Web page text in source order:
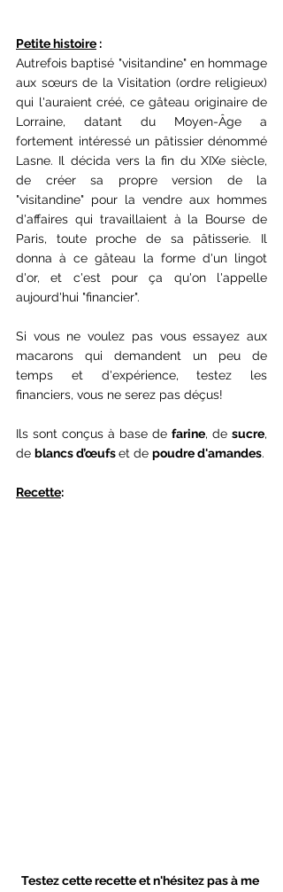
Petite histoire :
Autrefois baptisé "visitandine" en hommage
aux sœurs de la Visitation (ordre religieux)
qui l'auraient créé, ce gâteau originaire de
Lorraine, datant du Moyen-Âge a
fortement intéressé un pâtissier dénommé
Lasne. Il décida vers la fin du XIXe siècle,
de créer sa propre version de la
"visitandine" pour la vendre aux hommes
d'affaires qui travaillaient à la Bourse de
Paris, toute proche de sa pâtisserie. Il
donna à ce gâteau la forme d'un lingot
d'or, et c'est pour ça qu'on l'appelle
aujourd'hui "financier".
Si vous ne voulez pas vous essayez aux
macarons qui demandent un peu de
temps et d'expérience, testez les
financiers, vous ne serez pas déçus!
Ils sont conçus à base de farine, de sucre,
de blancs d’œufs et de poudre d'amandes.
Recette:
Testez cette recette et n'hésitez pas à me